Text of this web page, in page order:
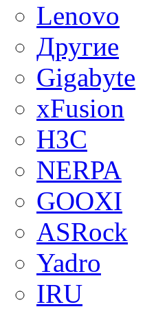
Lenovo
Другие
Gigabyte
xFusion
H3C
NERPA
GOOXI
ASRock
Yadro
IRU